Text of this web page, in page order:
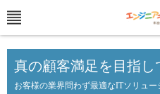
真の顧客満足を目指し
お客様の業界問わず最適なITソリュー